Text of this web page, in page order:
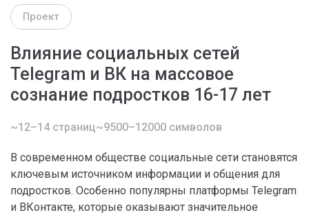
Проект
Влияние социальных сетей
Telegram и ВК на массовое
сознание подростков 16-17 лет
~12–14 страниц~9500–12000 символов
В современном обществе социальные сети становятся
ключевым источником информации и общения для
подростков. Особенно популярны платформы Telegram
и ВКонтакте, которые оказывают значительное